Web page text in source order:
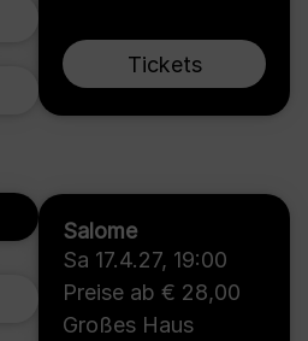
Tickets
Salome
Sa 17.4.27, 19:00
Preise ab € 28,00
Großes Haus